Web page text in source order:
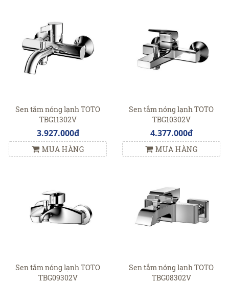
Sen tắm nóng lạnh TOTO
TBG11302V
3.927.000đ
MUA HÀNG
Sen tắm nóng lạnh TOTO
TBG10302V
4.377.000đ
MUA HÀNG
Sen tắm nóng lạnh TOTO
TBG09302V
Sen tắm nóng lạnh TOTO
TBG08302V